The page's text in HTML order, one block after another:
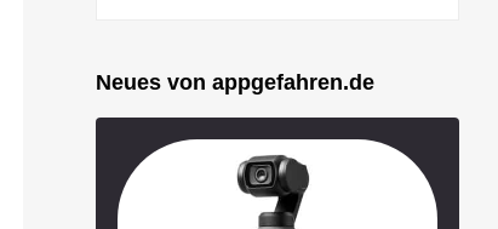
Neues von appgefahren.de